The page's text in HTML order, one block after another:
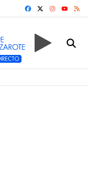
FACEBOOK
YOUTUBE